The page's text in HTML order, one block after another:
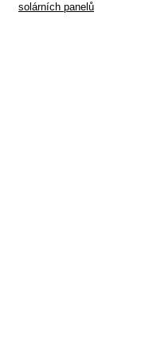
solárních panelů